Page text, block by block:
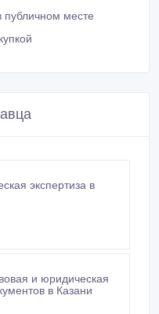
публичном месте
экспертиза в
и юридическая
в Казани